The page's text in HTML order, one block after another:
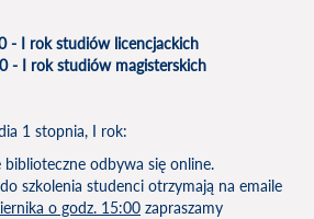
- I rok studiów licencjackich
- I rok studiów magisterskich
1 stopnia, I rok:
odbywa się online.
szkolenia studenci otrzymają na emaile
o godz. 15:00 zapraszamy